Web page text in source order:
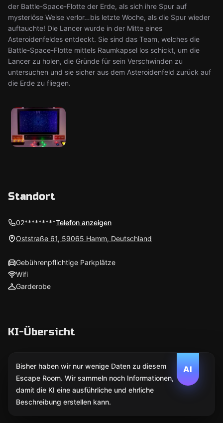
der Battle-Space-Flotte der Erde, als sich ihre Spur auf
mysteriöse Weise verlor…bis letzte Woche, als die Spur wieder
auftauchte! Die Lancer wurde in der Mitte eines
Asteroidenfeldes entdeckt. Sie sind das Team, welches die
Battle-Space-Flotte mittels Raumkapsel los schickt, um die
Lancer zu holen, die Gründe für sein Verschwinden zu
untersuchen und sie sicher aus dem Asteroidenfeld zurück auf
die Erde zu fliegen.
Standort
02*********Telefon anzeigen
Oststraße 61, 59065 Hamm, Deutschland
Gebührenpflichtige Parkplätze
Wifi
Garderobe
KI-Übersicht
AI
Bisher haben wir nur wenige Daten zu diesem
Escape Room. Wir sammeln noch Informationen,
damit die KI eine ausführliche und ehrliche
Beschreibung erstellen kann.